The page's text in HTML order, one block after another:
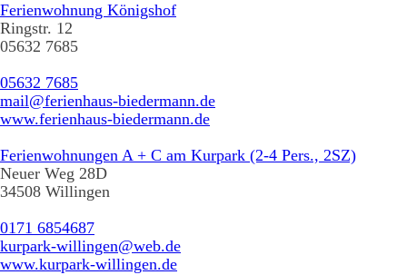
Ferienwohnung Königshof
Ringstr. 12
05632 7685
05632 7685
mail@ferienhaus-biedermann.de
www.ferienhaus-biedermann.de
Ferienwohnungen A + C am Kurpark (2-4 Pers., 2SZ)
Neuer Weg 28D
34508 Willingen
0171 6854687
kurpark-willingen@web.de
www.kurpark-willingen.de